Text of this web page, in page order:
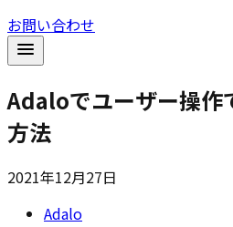
お問い合わせ
Adaloでユーザー操作
方法
2021年12月27日
Adalo